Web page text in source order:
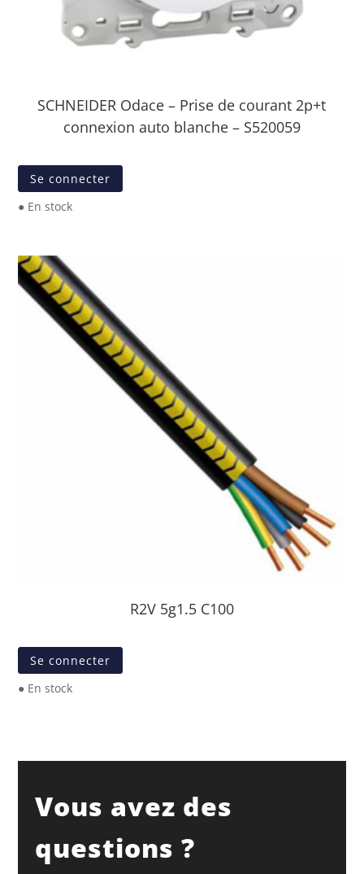
SCHNEIDER Odace – Prise de courant 2p+t
connexion auto blanche – S520059
Se connecter
● En stock
R2V 5g1.5 C100
Se connecter
● En stock
Vous avez des
questions ?